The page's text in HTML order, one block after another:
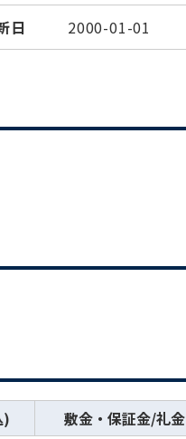
日 2000-01-01
) 敷金・保証金/礼金